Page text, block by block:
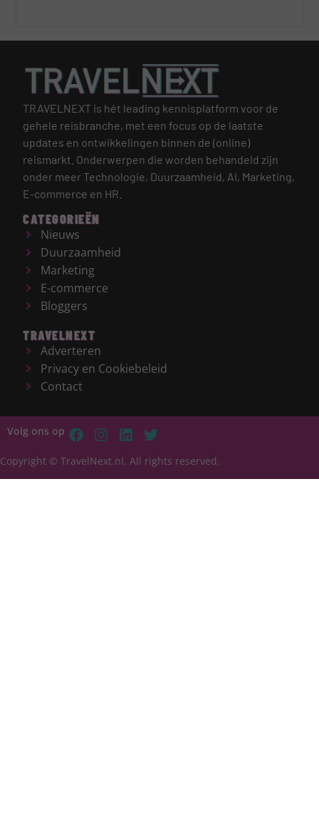
TRAVELNEXT is hét leading kennisplatform voor de
gehele reisbranche, met een focus op de laatste
updates en ontwikkelingen binnen de (online)
reismarkt. Onderwerpen die worden behandeld zijn
onder meer Technologie, Duurzaamheid, AI, Marketing,
E-commerce en HR.
CATEGORIEËN
Nieuws
Duurzaamheid
Marketing
E-commerce
Bloggers
TRAVELNEXT
Adverteren
Privacy en Cookiebeleid
Contact
Volg ons op
Copyright © TravelNext.nl, All rights reserved.